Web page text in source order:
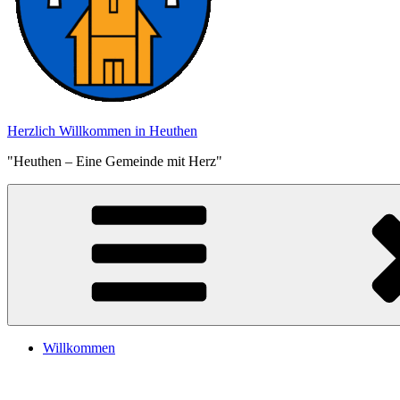
Herzlich Willkommen in Heuthen
"Heuthen – Eine Gemeinde mit Herz"
Willkommen